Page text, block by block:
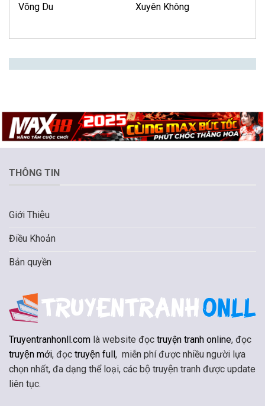
Võng Du Xuyên Không
THÔNG TIN
Giới Thiệu
Điều Khoản
Bản quyền
Truyentranhonll.com là website đọc truyện tranh online, đọc
truyện mới, đọc truyện full, miễn phí được nhiều người lựa
chọn nhất, đa dạng thể loại, các bộ truyện tranh được update
liên tục.